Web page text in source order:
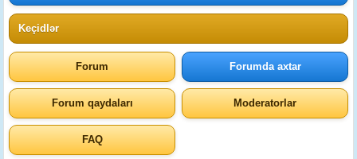
Keçidlər
Forum Forumda axtar
Forum qaydaları Moderatorlar
FAQ